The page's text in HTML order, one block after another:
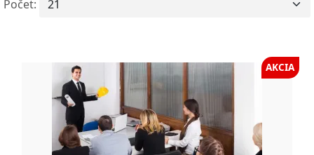
Počet:
AKCIA